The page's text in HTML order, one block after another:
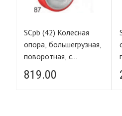
SCpb (42) Колесная
опора, большегрузная,
поворотная, с
тормозом
(полиуретан) 100 мм
819.00